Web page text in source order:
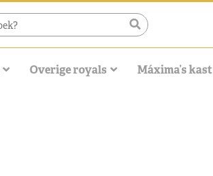
Overige royals Máxima’s kast